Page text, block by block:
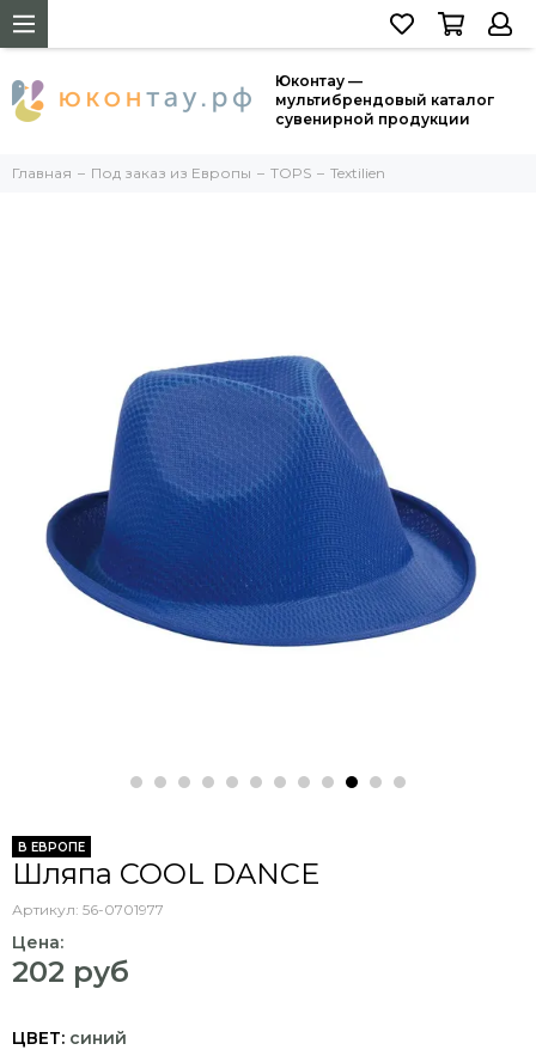
Юконтау —
мультибрендовый каталог
сувенирной продукции
Главная Под заказ из Европы TOPS Textilien
В ЕВРОПЕ
Шляпа COOL DANCE
Артикул: 56-0701977
Цена:
202 руб
ЦВЕТ: синий